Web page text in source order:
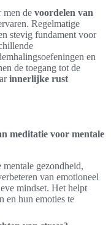
men de voordelen van
Regelmatige
stevig fundament voor
en
de toegang tot de
innerlijke rust
meditatie voor mentale
gezondheid,
van emotioneel
mindset. Het helpt
en hun emoties te